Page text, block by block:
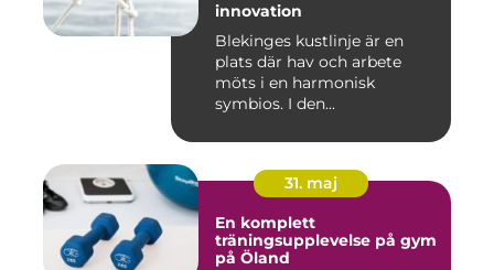
innovation
Blekinges kustlinje är en
plats där hav och arbete
möts i en harmonisk
symbios. I den...
31. maj
En komplett
träningsupplevelse på gym
på Öland